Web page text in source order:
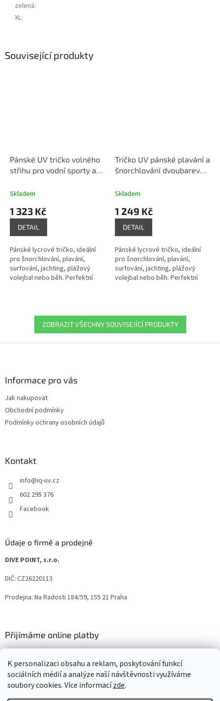
K personalizaci obsahu a reklam, poskytování funkcí
sociálních médií a analýze naší návštěvnosti využíváme
soubory cookies. Více informacízde.
Související produkty
Pánské UV tričko volného
střihu pro vodní sporty a
Skladem
1 323 Kč
DETAIL
Pánské lycrové tričko, ideální
pro šnorchlování, plavání,
surfování, jachting, plážový
volejbal nebo běh. Perfektní
Tričko UV pánské plavání a
šnorchlování dvoubarevné
modro-bílá
Skladem
1 249 Kč
DETAIL
Pánské lycrové tričko, ideální
pro šnorchlování, plavání,
surfování, jachting, plážový
volejbal nebo běh. Perfektní
ZOBRAZIT VŠECHNY SOUVISEJÍCÍ PRODUKTY
zelená:
XL:
Informace pro vás
Jak nakupovat
Obchodní podmínky
Podmínky ochrany osobních údajů
Kontakt
info@iq-uv.cz
602 295 376
Facebook
Údaje o firmě a prodejně
DIVE POINT, s.r.o.
DIČ: CZ26220113
Prodejna: Na Radosti 184/59, 155 21 Praha
Přijímáme online platby